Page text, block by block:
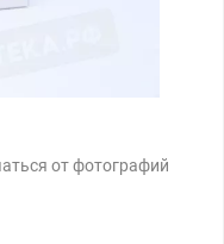
от фотографий